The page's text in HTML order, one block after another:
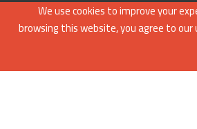
We use cookies to improve your
browsing this website, you agree to our